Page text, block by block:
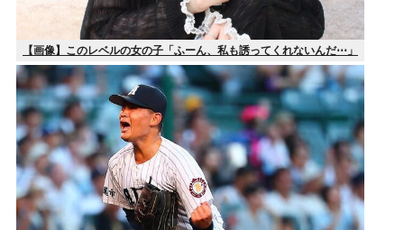
【画像】このレベルの女の子「ふーん、私も誘ってくれないんだ⋯」